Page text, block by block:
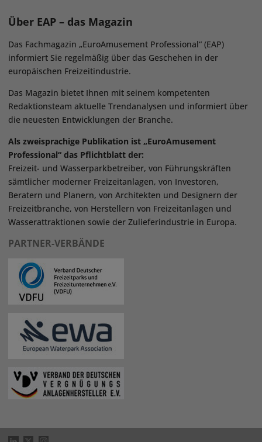
Über EAP – das Magazin
Das Fachmagazin „EuroAmusement Professional“ (EAP)
informiert Sie regelmäßig über das Geschehen in der
europäischen Freizeitindustrie.
Das Magazin bietet Ihnen mit seinem kompetenten
Redaktionsteam aktuelle Trendanalysen und informiert über
die neuesten Entwicklungen der Branche.
Als zweisprachige Publikation ist „EuroAmusement
Professional“ das Pflichtblatt der:
Freizeit- und Wasserparkbetreiber, von Führungskräften
sämtlicher moderner Freizeitanlagen, von Investoren,
Beratern und Planern, von Architekten und Designern der
Freizeitbranche, von Herstellern von Freizeitanlagen und
Wasserattraktionen sowie der Zulieferindustrie in Europa.
PARTNER-VERBÄNDE